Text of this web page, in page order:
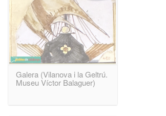
Galera (Vilanova i la Geltrú.
Museu Víctor Balaguer)